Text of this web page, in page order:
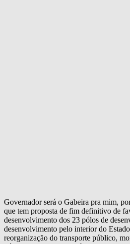
Governador será o Gabeira pra mim,
que tem proposta de fim definitivo de
desenvolvimento dos 23 pólos de
desenvolvimento pelo interior do
reorganização do transporte público,